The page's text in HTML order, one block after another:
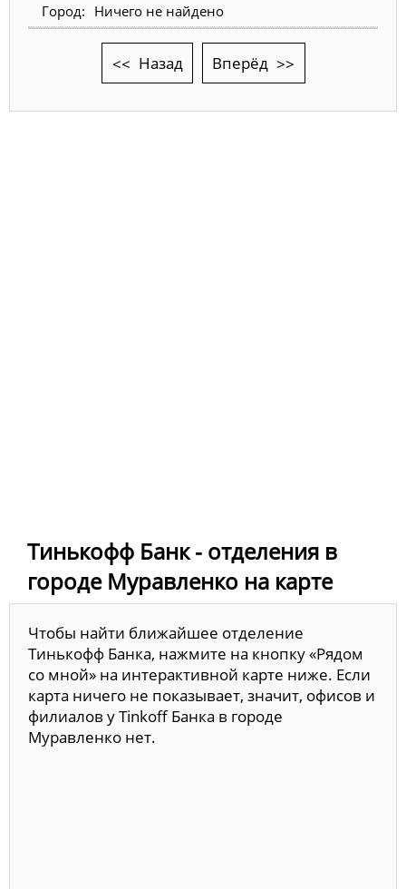
Ничего не найдено
Назад Вперёд
Тинькофф Банк - отделения в
городе Муравленко на карте
Чтобы найти ближайшее отделение
Тинькофф Банка, нажмите на кнопку «Рядом
со мной» на интерактивной карте ниже. Если
карта ничего не показывает, значит, офисов и
филиалов у Tinkoff Банка в городе
Муравленко нет.